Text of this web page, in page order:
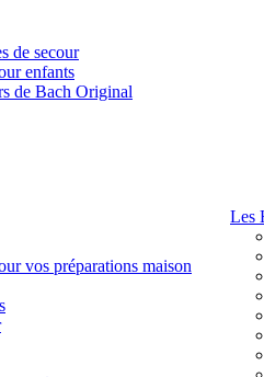
de secour
enfants
de Bach Original
vos préparations maison
Les